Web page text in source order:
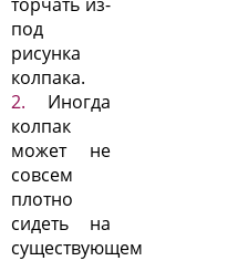
под
рисунка
колпака.
Иногда
колпак
может не
совсем
плотно
сидеть на
существующем